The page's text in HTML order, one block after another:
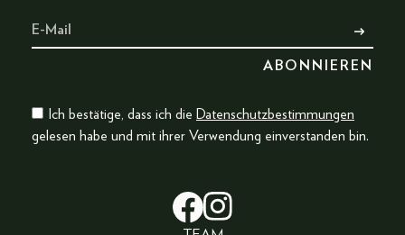
Ich bestätige, dass ich die Datenschutzbestimmungen
gelesen habe und mit ihrer Verwendung einverstanden bin.